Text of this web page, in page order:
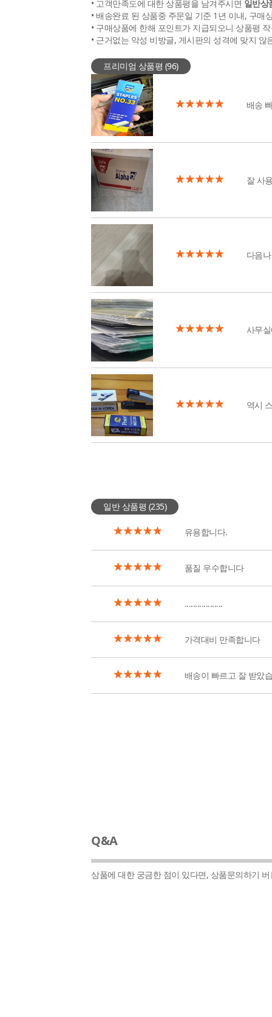
• 고객만족도에 대한 상품평을 남겨주시면 일반상
• 배송완료 된 상품중 주문일 기준 1년 이내, 구매
• 구매상품에 한해 포인트가 지급되오니 상품평
• 근거없는 악성 비방글, 게시판의 성격에 맞지
프리미엄 상품평 (96)
배송
잘 사
다음
사무
역시
일반 상품평 (235)
유용합니다.
품질 우수합니다
..................
가격대비 만족합니다
배송이 빠르고 잘 받았
Q&A
상품에 대한 궁금한 점이 있다면, 상품문의하기